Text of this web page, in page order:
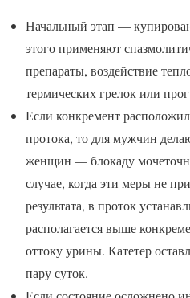
Начальный этап —
этого применяют
препараты, воздействие
термических грелок или
Если конкремент
протока, то для мужчин
женщин — блокаду
случае, когда эти меры не
результата, в проток
располагается выше
оттоку урины. Катетер
пару суток.